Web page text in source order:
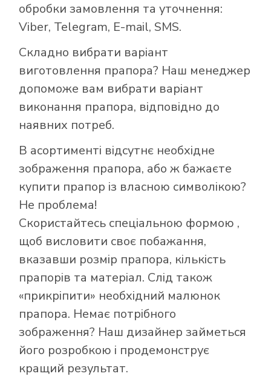
обробки замовлення та уточнення:
Viber, Telegram, E-mail, SMS.
Складно вибрати варіант
виготовлення прапора? Наш менеджер
допоможе вам вибрати варіант
виконання прапора, відповідно до
наявних потреб.
В асортименті відсутнє необхідне
зображення прапора, або ж бажаєте
купити прапор із власною символікою?
Не проблема!
Скористайтесь спеціальною формою ,
щоб висловити своє побажання,
вказавши розмір прапора, кількість
прапорів та матеріал. Слід також
«прикріпити» необхідний малюнок
прапора. Немає потрібного
зображення? Наш дизайнер займеться
його розробкою і продемонструє
кращий результат.
Як купити прапор
в інтернет-
магазині Лакор: